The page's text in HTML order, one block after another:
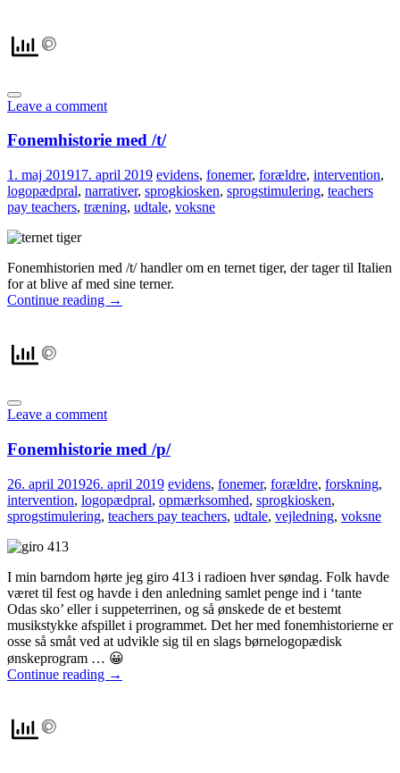
Leave a comment
Fonemhistorie med /t/
1. maj 201917. april 2019 evidens, fonemer, forældre, intervention,
logopædpral, narrativer, sprogkiosken, sprogstimulering, teachers
pay teachers, træning, udtale, voksne
Fonemhistorien med /t/ handler om en ternet tiger, der tager til Italien
for at blive af med sine terner.
Continue reading →
Leave a comment
Fonemhistorie med /p/
26. april 201926. april 2019 evidens, fonemer, forældre, forskning,
intervention, logopædpral, opmærksomhed, sprogkiosken,
sprogstimulering, teachers pay teachers, udtale, vejledning, voksne
I min barndom hørte jeg giro 413 i radioen hver søndag. Folk havde
været til fest og havde i den anledning samlet penge ind i ‘tante
Odas sko’ eller i suppeterrinen, og så ønskede de et bestemt
musikstykke afspillet i programmet. Det her med fonemhistorierne er
osse så småt ved at udvikle sig til en slags børnelogopædisk
ønskeprogram … 😀
Continue reading →